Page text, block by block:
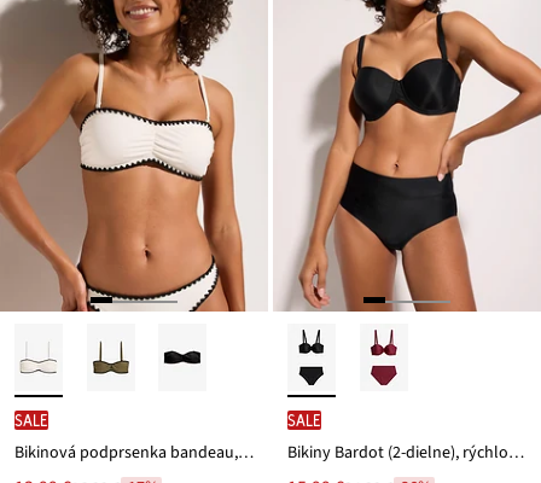
SALE
Bikinová podprsenka bandeau, s výšivkou
SALE
Bikiny Bardot (2-dielne), rýchlo schnúce